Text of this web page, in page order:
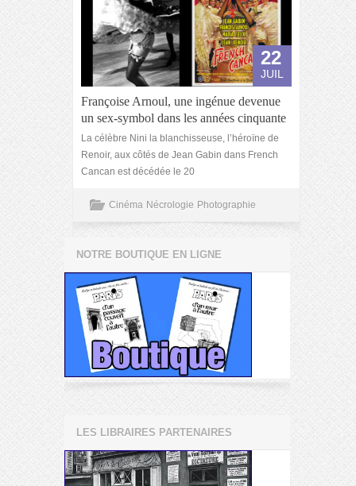
22
JUIL
Françoise Arnoul, une ingénue devenue
un sex-symbol dans les années cinquante
La célèbre Nini la blanchisseuse, l’héroïne de
Renoir, aux côtés de Jean Gabin dans French
Cancan est décédée le 20
Cinéma Nécrologie Photographie
NOTRE BOUTIQUE EN LIGNE
LES LIBRAIRES PARTENAIRES